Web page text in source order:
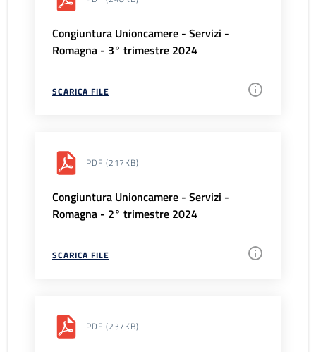
Congiuntura Unioncamere - Servizi -
Romagna - 3° trimestre 2024
SCARICA FILE
PDF (217KB)
Congiuntura Unioncamere - Servizi -
Romagna - 2° trimestre 2024
SCARICA FILE
PDF (237KB)